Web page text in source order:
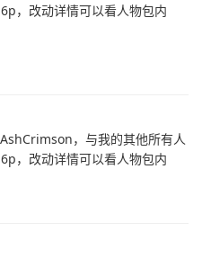
，改动详情可以看人物包内
，与我的其他所有人
，改动详情可以看人物包内